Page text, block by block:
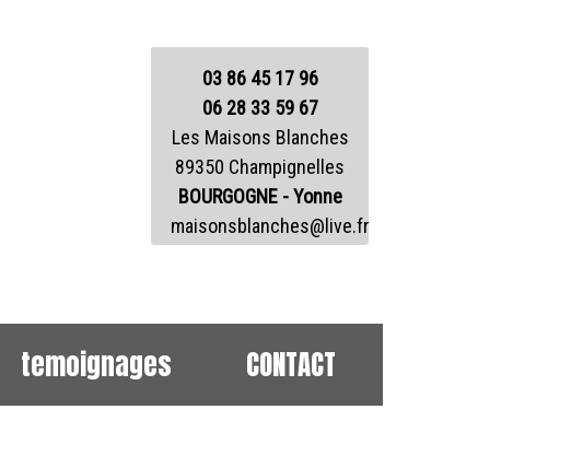
03 86 45 17 96
06 28 33 59 67
Les Maisons Blanches
89350 Champignelles
BOURGOGNE - Yonne
maisonsblanches@live.fr
temoignages CONTACT